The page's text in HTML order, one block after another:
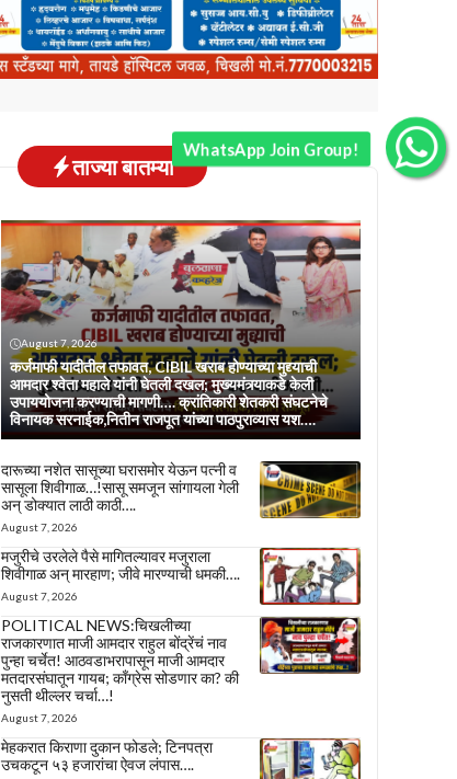
ताज्या बातम्या
August 7, 2026
कर्जमाफी यादीतील तफावत, CIBIL खराब होण्याच्या मुद्द्याची
आमदार श्वेता महाले यांनी घेतली दखल; मुख्यमंत्र्याकडे केली
उपाययोजना करण्याची मागणी…. क्रांतिकारी शेतकरी संघटनेचे
विनायक सरनाईक,नितीन राजपूत यांच्या पाठपुराव्यास यश….
दारूच्या नशेत सासूच्या घरासमोर येऊन पत्नी व
सासूला शिवीगाळ…!सासू समजून सांगायला गेली
अन् डोक्यात लाठी काठी….
August 7, 2026
मजुरीचे उरलेले पैसे मागितल्यावर मजुराला
शिवीगाळ अन् मारहाण; जीवे मारण्याची धमकी….
August 7, 2026
POLITICAL NEWS:चिखलीच्या
राजकारणात माजी आमदार राहुल बोंद्रेंचं नाव
पुन्हा चर्चेत! आठवडाभरापासून माजी आमदार
मतदारसंघातून गायब; काँग्रेस सोडणार का? की
नुसती थील्लर चर्चा…!
August 7, 2026
मेहकरात किराणा दुकान फोडले; टिनपत्रा
उचकटून ५३ हजारांचा ऐवज लंपास….
WhatsApp Join Group!